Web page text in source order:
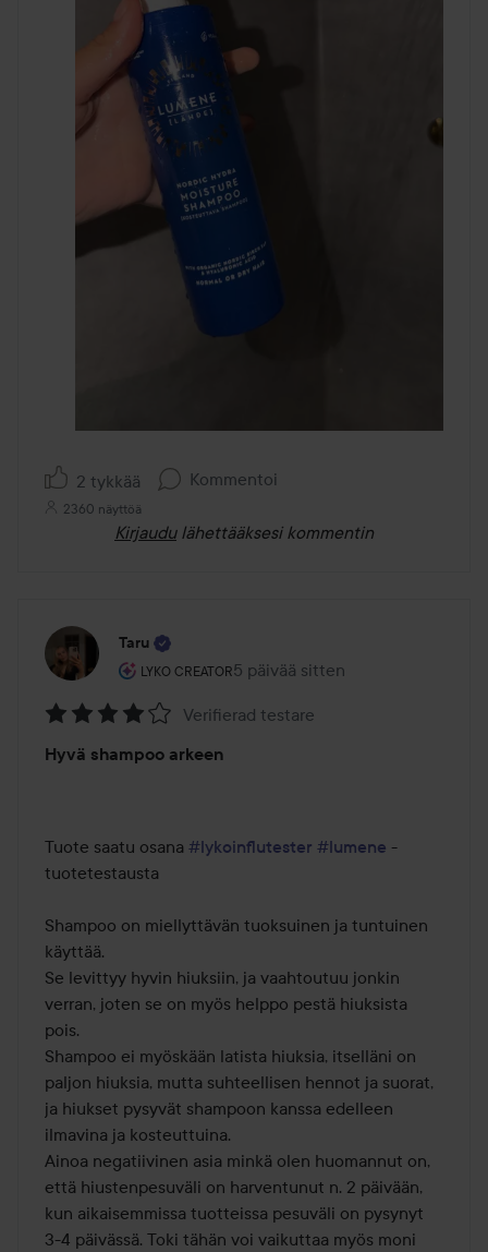
2 tykkää Kommentoi
2360 näyttöä
Kirjaudu lähettääksesi kommentin
Taru
LYKO CREATOR
Käyttäjän rooli: Lyko Creator.
5 päivää sitten
Viesti luotiin 5 päivää sitten
4
Verifierad testare
Hyvä shampoo arkeen
Tuote saatu osana #lykoinflutester #lumene -
tuotetestausta
Shampoo on miellyttävän tuoksuinen ja tuntuinen
käyttää.
Se levittyy hyvin hiuksiin, ja vaahtoutuu jonkin
verran, joten se on myös helppo pestä hiuksista
pois.
Shampoo ei myöskään latista hiuksia, itselläni on
paljon hiuksia, mutta suhteellisen hennot ja suorat,
ja hiukset pysyvät shampoon kanssa edelleen
ilmavina ja kosteuttuina.
Ainoa negatiivinen asia minkä olen huomannut on,
että hiustenpesuväli on harventunut n. 2 päivään,
kun aikaisemmissa tuotteissa pesuväli on pysynyt
3-4 päivässä. Toki tähän voi vaikuttaa myös moni